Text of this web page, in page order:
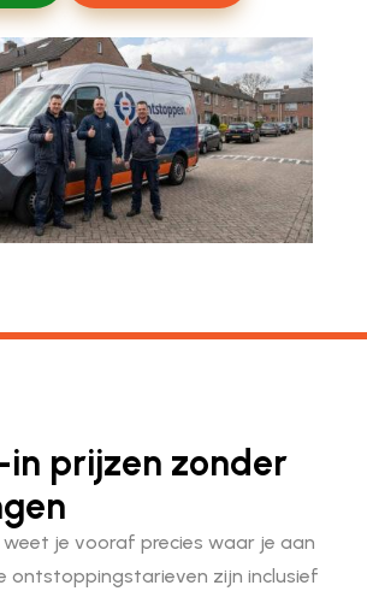
in prijzen zonder
weet je vooraf precies waar je aan
ontstoppingstarieven zijn inclusief